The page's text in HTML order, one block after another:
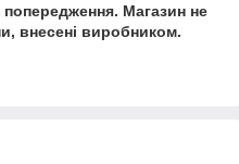
Магазин не
внесені виробником.